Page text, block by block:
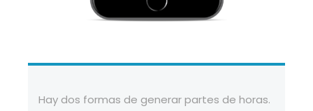
Hay dos formas de generar partes de horas.